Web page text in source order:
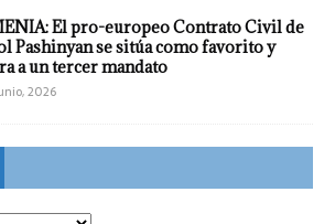
El pro-europeo Contrato Civil de
Pashinyan se sitúa como favorito y
a un tercer mandato
2026